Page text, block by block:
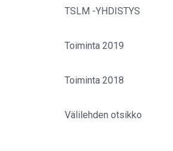
TSLM -YHDISTYS
Toiminta 2019
Toiminta 2018
Välilehden otsikko